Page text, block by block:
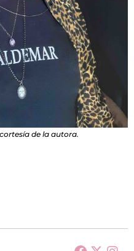
de la autora.